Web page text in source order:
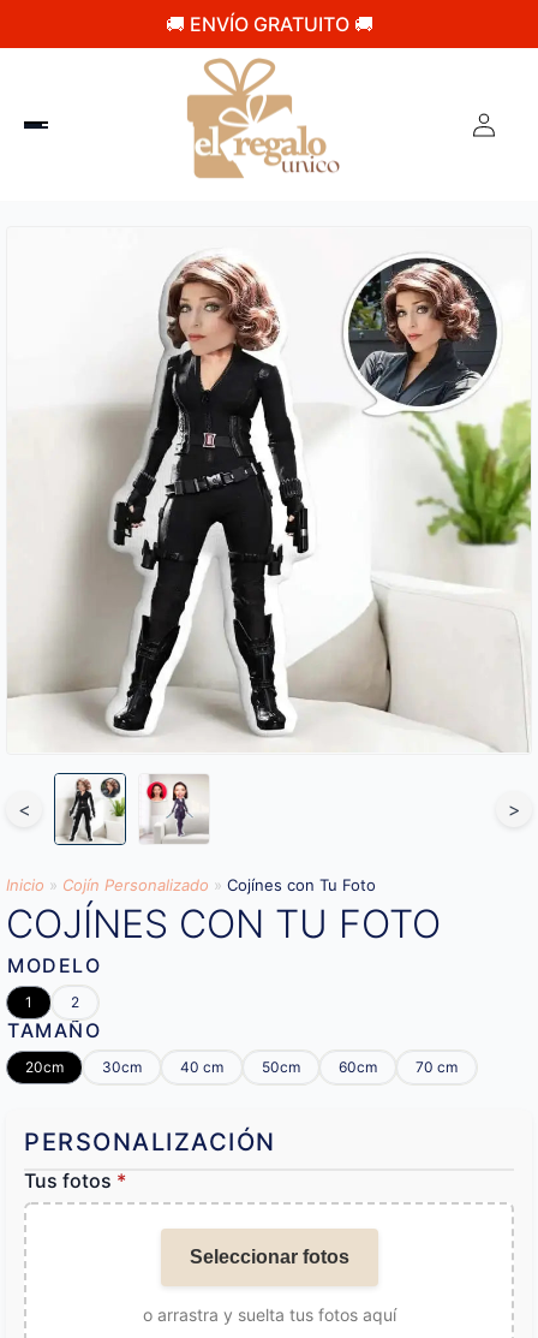
🚚 ENVÍO GRATUITO 🚚
< >
Inicio » Cojín Personalizado » Cojínes con Tu Foto
COJÍNES CON TU FOTO
MODELO
1 2
TAMAÑO
20cm 30cm 40 cm 50cm 60cm 70 cm
PERSONALIZACIÓN
Tus fotos *
Seleccionar fotos
o arrastra y suelta tus fotos aquí